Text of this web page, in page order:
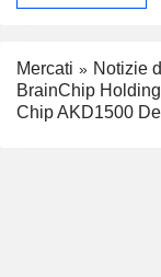
Mercati
Notizie
BrainChip
Chip AKD1500